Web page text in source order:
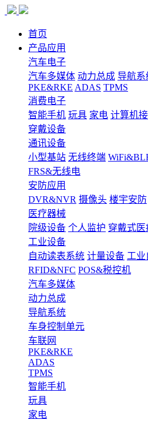
首页
产品应用
汽车电子
汽车多媒体 动力总成 导航系
PKE&RKE ADAS TPMS
消费电子
智能手机 玩具 家电 计算机
穿戴设备
通讯设备
小型基站 无线终端
FRS&无线电
安防应用
DVR&NVR 摄像头 楼宇安防
医疗器械
院级设备 个人监护 穿戴式医
工业设备
自动读表系统 计量设备 工业
RFID&NFC POS&税控机
汽车多媒体
动力总成
导航系统
车身控制单元
车联网
PKE&RKE
ADAS
TPMS
智能手机
玩具
家电